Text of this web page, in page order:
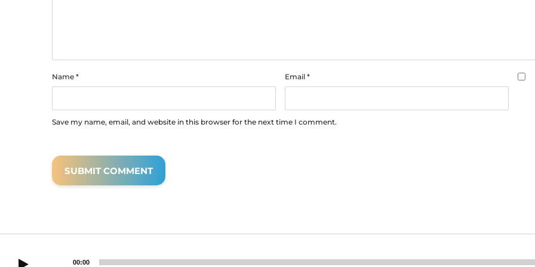
00:00
Name * Email *
Save my name, email, and website in this browser for the next time I comment.